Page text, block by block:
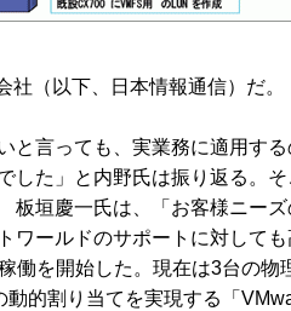
（以下、日本情報通信）だ
言っても、実業務に適用す
た」と内野氏は振り返る。
慶一氏は、「お客様ニーズ
ールドのサポートに対しても
を開始した。現在は3台の物
的割り当てを実現する「